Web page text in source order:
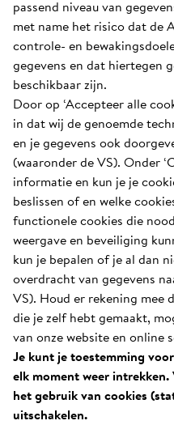
passend niveau van
met name het risico dat de
controle- en
gegevens en dat hiertegen
beschikbaar zijn.
Door op ‘Accepteer alle
in dat wij de genoemde
en je gegevens ook
(waaronder de VS). Onder
informatie en kun je je
beslissen of en welke
functionele cookies die
weergave en beveiliging
kun je bepalen of je al dan
overdracht van gegevens
VS). Houd er rekening mee
die je zelf hebt gemaakt,
van onze website en online
Je kunt je toestemming
elk moment weer intrekken.
het gebruik van cookies
uitschakelen.